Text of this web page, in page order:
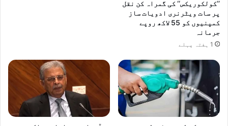
’’کولکوریکس‘‘ کی گمراہ کن نقل
پر سات ویٹرنری ادویات ساز
کمپنیوں کو 55 لاکھ روپے
جرمانہ
1 ہفتہ پہلے